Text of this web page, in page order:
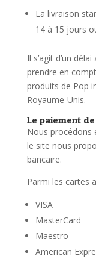
La livraison
14 à 15 jours
Il s’agit d’un
prendre en
produits de Pop
Royaume-Unis.
Le paiement
Nous procédons
le site nous
bancaire.
Parmi les cartes
VISA
MasterCard
Maestro
American